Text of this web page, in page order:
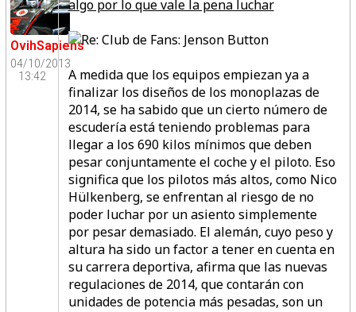
OvihSapiens
04/10/2013
13:42
algo por lo que vale la pena luchar
A medida que los equipos empiezan ya a
finalizar los diseños de los monoplazas de
2014, se ha sabido que un cierto número de
escudería está teniendo problemas para
llegar a los 690 kilos mínimos que deben
pesar conjuntamente el coche y el piloto. Eso
significa que los pilotos más altos, como Nico
Hülkenberg, se enfrentan al riesgo de no
poder luchar por un asiento simplemente
por pesar demasiado. El alemán, cuyo peso y
altura ha sido un factor a tener en cuenta en
su carrera deportiva, afirma que las nuevas
regulaciones de 2014, que contarán con
unidades de potencia más pesadas, son un